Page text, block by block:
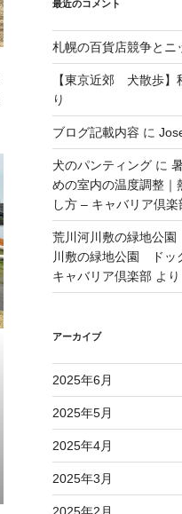
最近のコメント
札幌の百貨店競争とニ
【東京近郊 犬散歩】
り
ブログ記載内容 に
犬のパンティングに
めの室内の温度調整｜
し方 – キャバリア倶楽
荒川河川敷の緑地公
川敷の緑地公園 ドッ
キャバリア倶楽部より
アーカイブ
2025年6月
2025年5月
2025年4月
2025年3月